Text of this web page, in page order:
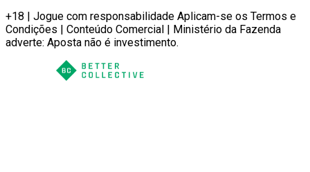
+18 | Jogue com responsabilidade Aplicam-se os Termos e
Condições | Conteúdo Comercial | Ministério da Fazenda
adverte: Aposta não é investimento.